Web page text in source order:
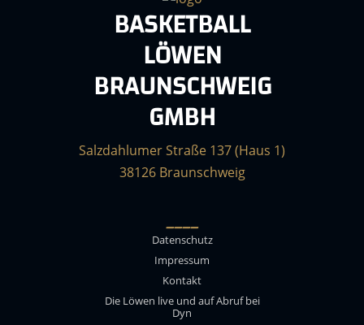
BASKETBALL
LÖWEN
BRAUNSCHWEIG
GMBH
Salzdahlumer Straße 137 (Haus 1)
38126 Braunschweig
____
Datenschutz
Impressum
Kontakt
Die Löwen live und auf Abruf bei
Dyn